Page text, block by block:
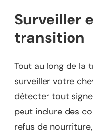
Surveiller
transition
Tout au long de la
surveiller votre
détecter tout
peut inclure des
refus de